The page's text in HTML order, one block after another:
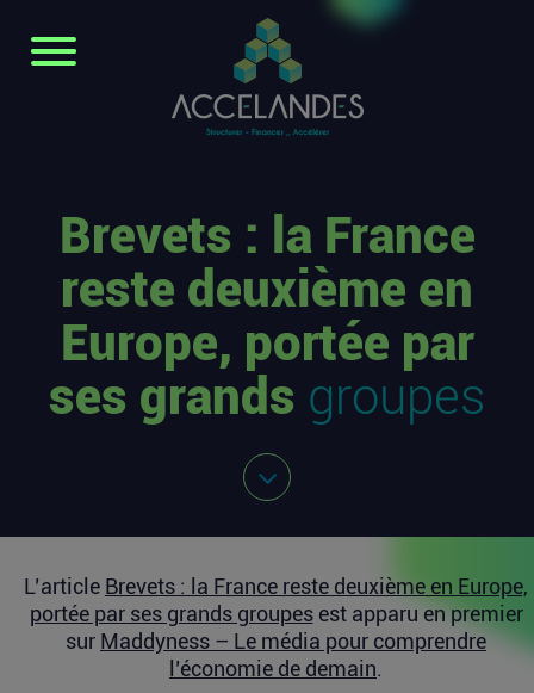
Brevets : la France
reste deuxième en
Europe, portée par
ses grands groupes
L’article Brevets : la France reste deuxième en Europe,
portée par ses grands groupesest apparu en premier
sur Maddyness – Le média pour comprendre
l’économie de demain.